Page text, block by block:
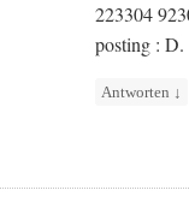
223304
posting :
Antworten ↓